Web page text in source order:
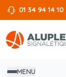
01 34 94 14 10
MENU